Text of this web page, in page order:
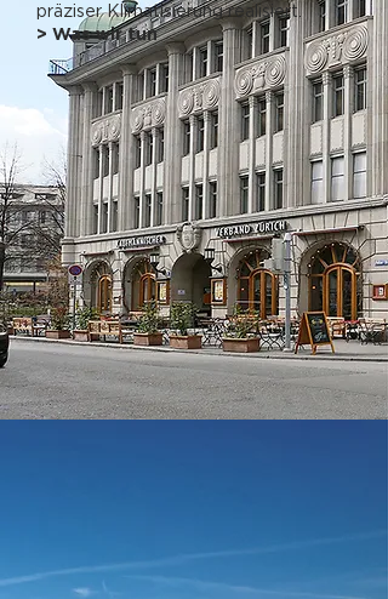
präziser Klimatisierung realisiert.
> Was wir tun